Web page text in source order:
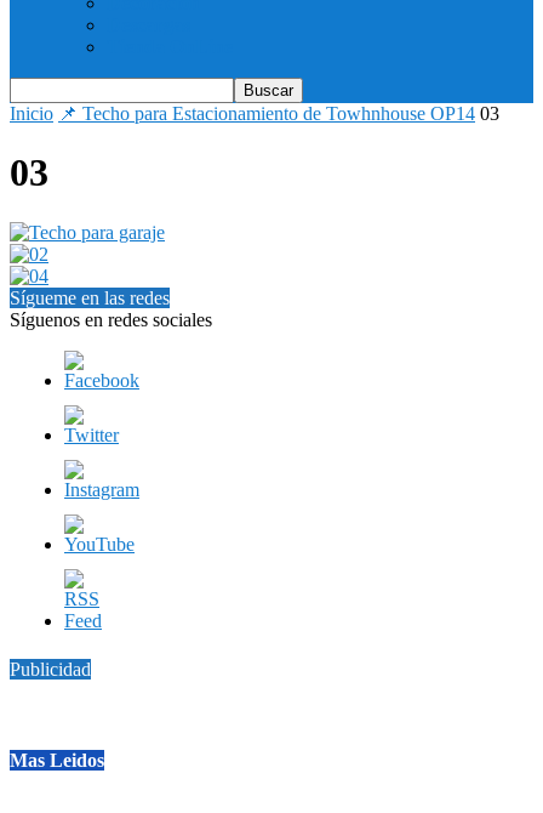
Inicio 📌 Techo para Estacionamiento de Towhnhouse OP14 03
03
Sígueme en las redes
Síguenos en redes sociales
Publicidad
Mas Leidos